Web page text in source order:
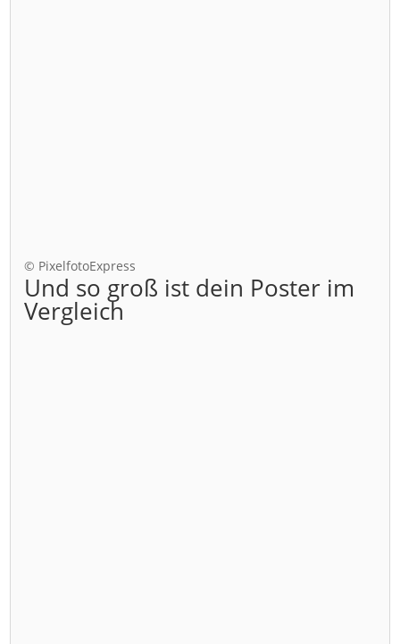
© PixelfotoExpress
Und so groß ist dein Poster im
Vergleich